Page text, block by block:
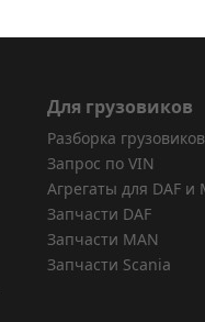
Для грузовиков
Разборка грузовиков
Запрос по VIN
Агрегаты для DAF и
Запчасти DAF
Запчасти MAN
Запчасти Scania